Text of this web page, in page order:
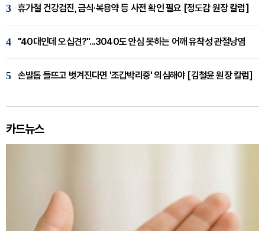
3 휴가철 건강검진, 금식·복용약 등 사전 확인 필요 [정도감 원장 칼럼]
4 "40대인데 오십견?"...3040도 안심 못하는 어깨 유착성 관절낭염
5 손발톱 들뜨고 벗겨진다면 '조갑박리증' 의심해야 [김철윤 원장 칼럼]
카드뉴스